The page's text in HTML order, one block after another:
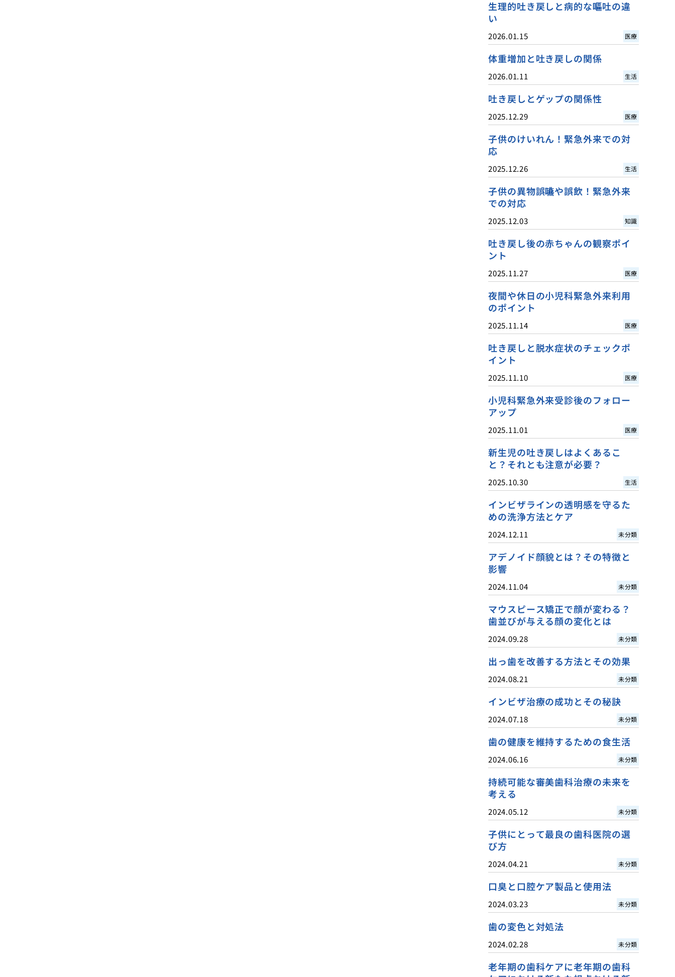
生理的吐き戻しと病的な嘔吐の違
い
2026.01.15 医療
体重増加と吐き戻しの関係
2026.01.11 生活
吐き戻しとゲップの関係性
2025.12.29 医療
子供のけいれん！緊急外来での対
応
2025.12.26 生活
子供の異物誤嚥や誤飲！緊急外来
での対応
2025.12.03 知識
吐き戻し後の赤ちゃんの観察ポイ
ント
2025.11.27 医療
夜間や休日の小児科緊急外来利用
のポイント
2025.11.14 医療
吐き戻しと脱水症状のチェックポ
イント
2025.11.10 医療
小児科緊急外来受診後のフォロー
アップ
2025.11.01 医療
新生児の吐き戻しはよくあるこ
と？それとも注意が必要？
2025.10.30 生活
インビザラインの透明感を守るた
めの洗浄方法とケア
2024.12.11 未分類
アデノイド顔貌とは？その特徴と
影響
2024.11.04 未分類
マウスピース矯正で顔が変わる？
歯並びが与える顔の変化とは
2024.09.28 未分類
出っ歯を改善する方法とその効果
2024.08.21 未分類
インビザ治療の成功とその秘訣
2024.07.18 未分類
歯の健康を維持するための食生活
2024.06.16 未分類
持続可能な審美歯科治療の未来を
考える
2024.05.12 未分類
子供にとって最良の歯科医院の選
び方
2024.04.21 未分類
口臭と口腔ケア製品と使用法
2024.03.23 未分類
歯の変色と対処法
2024.02.28 未分類
老年期の歯科ケアに老年期の歯科